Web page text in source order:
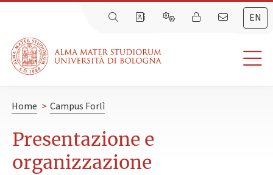
EN
Home > Campus Forlì
Presentazione e
organizzazione